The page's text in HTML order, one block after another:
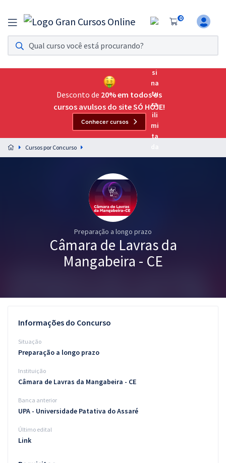
0
Assinatura Ilimitada 11
Acesso a todos os cursos. Teste grátis por 7 dias!
Assinatura OAB Até Passar
Acesso ilimitado a toda preparação para o Exame da
Preparação completa e intensiva para as principais
residências em saúde do Brasil
Conteúdo gratuito
Blog
Desconto de 20% em todos os
cursos avulsos do site SÓ HOJE!
Conhecer cursos
Cursos por Concurso
Preparação a longo prazo
Câmara de Lavras da
Mangabeira - CE
Informações do Concurso
Situação
Preparação a longo prazo
Instituição
Câmara de Lavras da Mangabeira - CE
Banca anterior
UPA - Universidade Patativa do Assaré
Último edital
Link